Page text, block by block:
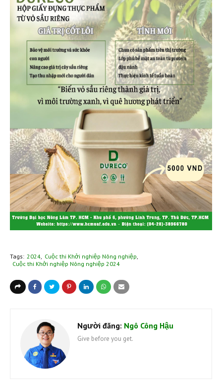
Tags: 2024 Cuộc thi Khởi nghiệp Nông nghiệp
Cuộc thi Khởi nghiệp Nông nghiệp 2024
Người đăng: Ngô Công Hậu
Give before you get.